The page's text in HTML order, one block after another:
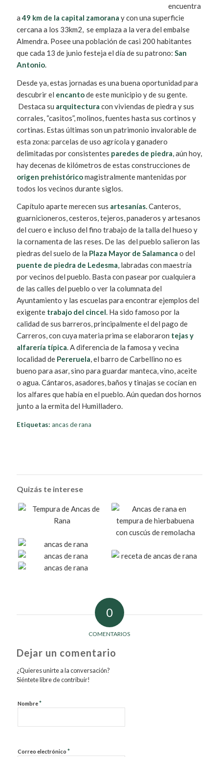
encuentra
a49 km de la capital zamorana y con una superficie
cercana a los 33km2, se emplaza a la vera del embalse
Almendra. Posee una población de casi 200 habitantes
que cada 13 de junio festeja el día de su patrono: San
Antonio.
Desde ya, estas jornadas es una buena oportunidad para
descubrir el encantode este municipio y de su gente.
Destaca su arquitectura con viviendas de piedra y sus
corrales, “casitos”, molinos, fuentes hasta sus cortinos y
cortinas. Estas últimas son un patrimonio invalorable de
esta zona: parcelas de uso agrícola y ganadero
delimitadas por consistentes paredes de piedra, aún hoy,
hay decenas de kilómetros de estas construcciones de
origen prehistóricomagistralmente mantenidas por
todos los vecinos durante siglos.
Capítulo aparte merecen sus artesanías.Canteros,
guarnicioneros, cesteros, tejeros, panaderos y artesanos
del cuero e incluso del fino trabajo de la talla del hueso y
la cornamenta de las reses. De las del pueblo salieron las
piedras del suelo de la Plaza Mayor de Salamanca o del
puente de piedra de Ledesma, labradas con maestría
por vecinos del pueblo. Basta con pasear por cualquiera
de las calles del pueblo o ver la columnata del
Ayuntamiento y las escuelas para encontrar ejemplos del
exigente trabajo del cincel. Ha sido famoso por la
calidad de sus barreros, principalmente el del pago de
Carreros, con cuya materia prima se elaboraron tejas y
alfarería típica. A diferencia de la famosa y vecina
localidad de Pereruela, el barro de Carbellino no es
bueno para asar, sino para guardar manteca, vino, aceite
o agua. Cántaros, asadores, baños y tinajas se cocían en
los alfares que había en el pueblo. Aún quedan dos hornos
junto a la ermita del Humilladero.
Etiquetas: ancas de rana
Quizás te interese
0
COMENTARIOS
Dejar un comentario
¿Quieres unirte a la conversación?
Siéntete libre de contribuir!
Nombre*
Correo electrónico *